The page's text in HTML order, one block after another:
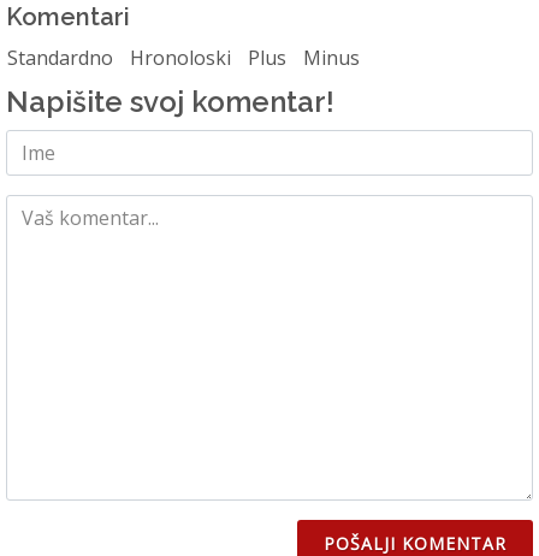
Komentari
Standardno Hronoloski Plus Minus
Napišite svoj komentar!
POŠALJI KOMENTAR